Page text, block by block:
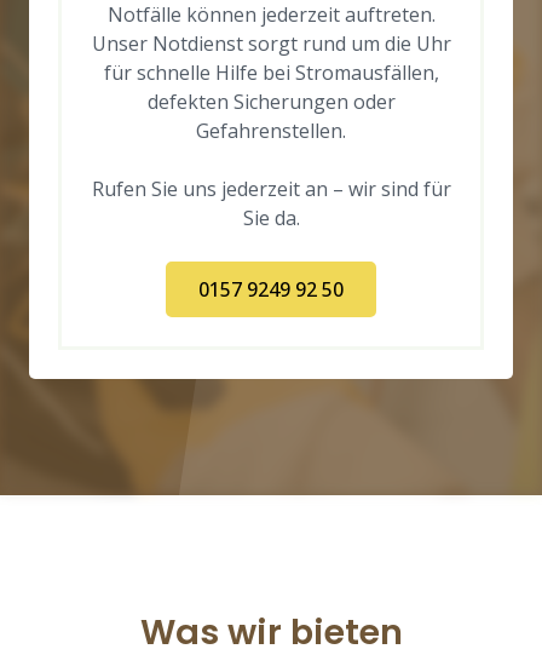
Notfälle können jederzeit auftreten.
Unser Notdienst sorgt rund um die Uhr
für schnelle Hilfe bei Stromausfällen,
defekten Sicherungen oder
Gefahrenstellen.
Rufen Sie uns jederzeit an – wir sind für
Sie da.
0157 9249 92 50
Was wir bieten